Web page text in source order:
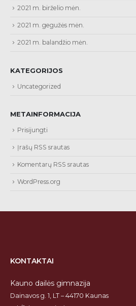
2021 m. birželio mėn.
2021 m. gegužės mėn.
2021 m. balandžio mėn.
KATEGORIJOS
Uncategorized
METAINFORMACIJA
Prisijungti
Įrašų RSS srautas
Komentarų RSS srautas
WordPress.org
KONTAKTAI
Kauno dailės gimnazija
Dainavos g. 1, LT – 44170 Kaunas